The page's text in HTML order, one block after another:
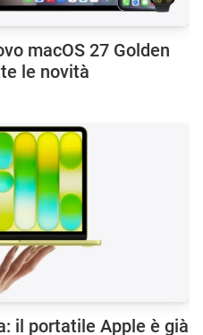
macOS 27 Golden
le novità
il portatile Apple è già